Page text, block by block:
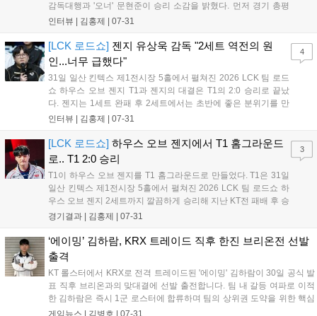
감독대행과 '오너' 문현준이 승리 소감을 밝혔다. 먼저 경기 총평
에 대해 임재현 감독대행은 "1세트는 큰 실수 없이 깔끔했고, 2세
잘 풀어냈다"고 평가했다. '...
인터뷰 | 김홍제 07-31
[LCK 로드쇼] 젠지 유상욱 감독 "2세트 역전의 원
인...너무 급했다"
31일 일산 킨텍스 제1전시장 5홀에서 펼쳐진 2026 LCK 팀 로드
쇼 하우스 오브 젠지 T1과 젠지의 대결은 T1의 2:0 승리로 끝났
다. 젠지는 1세트 완패 후 2세트에서는 초반에 좋은 분위기를 만
들었지만, 잘 성장한 '페이즈'의 활약으로 인해 역전패를 당하며
욱 감독과 '듀로' 주민규의...
인터뷰 | 김홍제 07-31
4
[LCK 로드쇼] 하우스 오브 젠지에서 T1 홈그라운드
로.. T1 2:0 승리
T1이 하우스 오브 젠지를 T1 홈그라운드로 만들었다. T1은 31일
일산 킨텍스 제1전시장 5홀에서 펼쳐진 2026 LCK 팀 로드쇼 하
우스 오브 젠지 2세트까지 깔끔하게 승리해 지난 KT전 패배 후 승
리를 기록해 분위기 반전에 성공했다. 초반부터 T1이 상대 정글로
짜오 점멸이 빠졌고, '...
경기결과 | 김홍제 07-31
3
‘에이밍’ 김하람, KRX 트레이드 직후 한진 브리온전 선발
출격
KT 롤스터에서 KRX로 전격 트레이드된 '에이밍' 김하람이 30일 공식 발
표 직후 브리온과의 맞대결에 선발 출전합니다. 팀 내 갈등 여파로 이적
한 김하람은 즉시 1군 로스터에 합류하며 팀의 상위권 도약을 위한 핵심
전력으로 투입됩니다. 김하람은 언쟁에 대해 반성하며 성숙한 모습을 다